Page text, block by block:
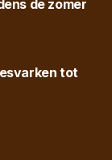
de zomer
tot